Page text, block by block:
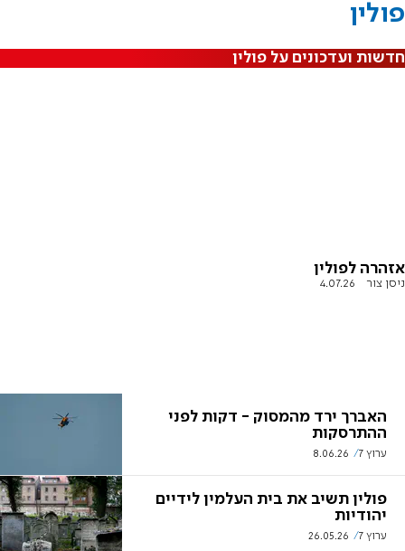
פולין
חדשות ועדכונים על פולין
אזהרה לפולין
ניסן צור 4.07.26
האברך ירד מהמסוק - דקות לפני
ההתרסקות
ערוץ 7 8.06.26
פולין תשיב את בית העלמין לידיים
יהודיות
ערוץ 7 26.05.26